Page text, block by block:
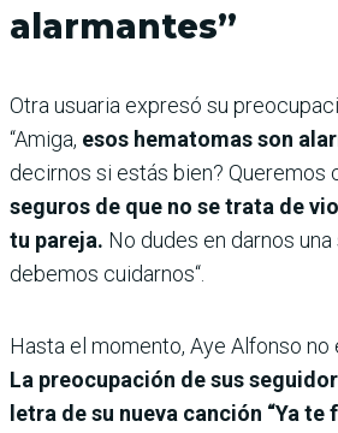
alarmantes”
Otra usuaria expresó su
“Amiga, esos hematomas son
decirnos si estás bien? Queremos
seguros de que no se trata de
tu pareja. No dudes en darnos
debemos cuidarnos“.
Hasta el momento, Aye Alfonso no
La preocupación de sus
letra de su nueva canción “Ya te